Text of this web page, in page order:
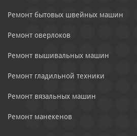
Ремонт бытовых швейных машин
Ремонт оверлоков
Ремонт вышивальных машин
Ремонт гладильной техники
Ремонт вязальных машин
Ремонт манекенов